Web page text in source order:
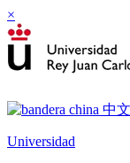
×
Universidad